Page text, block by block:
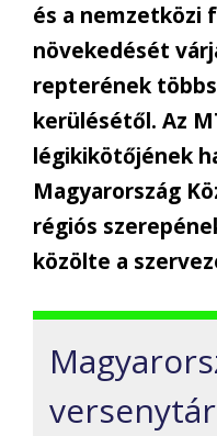
és a nemzetközi
növekedését
repterének
kerülésétől. Az
légikikötőjének
Magyarország
régiós
közölte a